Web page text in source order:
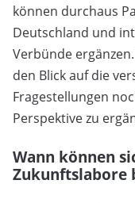
können durchaus
Deutschland und
Verbünde
den Blick auf die
Fragestellungen
Perspektive zu
Wann können
Zukunftslabore